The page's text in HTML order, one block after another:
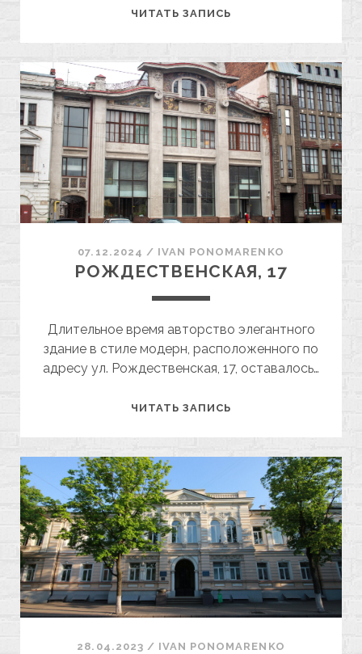
ЧИТАТЬ ЗАПИСЬ
07.12.2024 / ІVAN PONOMARENKO
РОЖДЕСТВЕНСКАЯ, 17
Длительное время авторство элегантного
здание в стиле модерн, расположенного по
адресу ул. Рождественская, 17, оставалось…
ЧИТАТЬ ЗАПИСЬ
28.04.2023 / ІVAN PONOMARENKO